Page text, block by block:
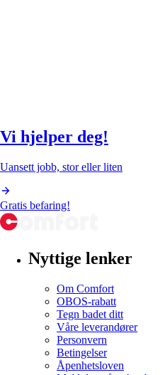
Vi hjelper deg!
Uansett jobb, stor eller liten
Gratis befaring!
Nyttige lenker
Om Comfort
OBOS-rabatt
Tegn badet ditt
Våre leverandører
Personvern
Betingelser
Åpenhetsloven